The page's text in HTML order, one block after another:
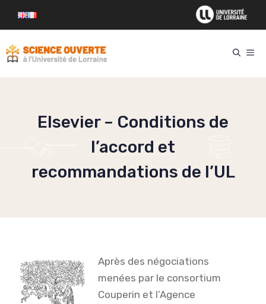
Elsevier – Conditions de
l’accord et
recommandations de l’UL
Après des négociations
menées par le consortium
Couperin et l’Agence